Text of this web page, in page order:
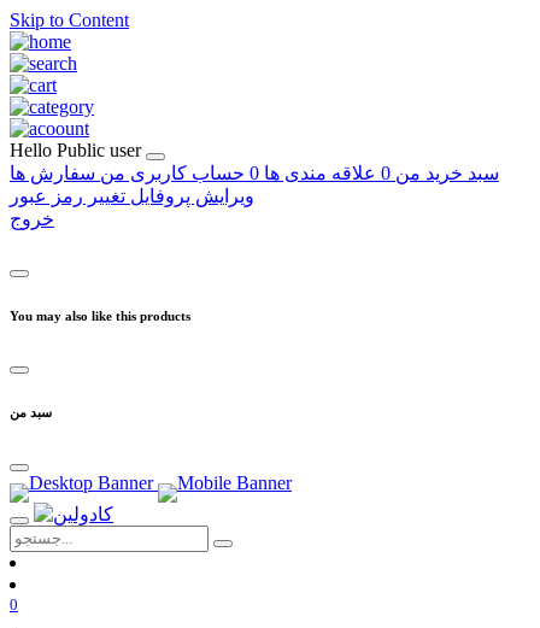
Skip to Content
Hello Public user
سبد خرید من 0 علاقه مندی ها 0 حساب کاربری من سفارش ها
ویرایش پروفایل تغییر رمز عبور
خروج
You may also like this products
سبد من
0